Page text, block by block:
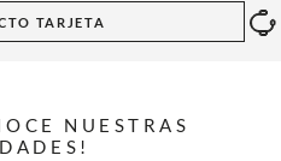
TARJETA
NUESTRAS